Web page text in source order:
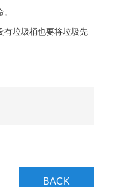
垃圾桶也要将垃圾先
BACK